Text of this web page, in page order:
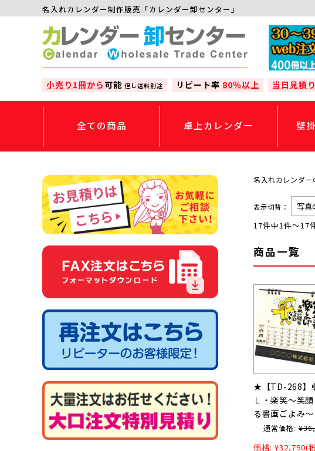
名入れカレンダー制作販売「カレンダー卸センター」
小売り1冊から可能 但し送料別途 リピート率 80％以上 当日見積り
全ての商品 卓上カレンダー 壁
名入れカレンダー
表示切替：
17件中1件～17
商品一覧
★【TD-268】
Ｌ・楽笑～笑
る書画ごよみ～
通常価格:
価格: ¥32,790(